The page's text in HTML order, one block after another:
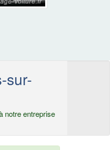
sur-
notre entreprise